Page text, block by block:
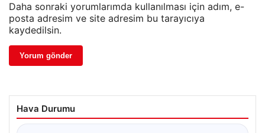
Daha sonraki yorumlarımda kullanılması için adım, e-
posta adresim ve site adresim bu tarayıcıya
kaydedilsin.
Hava Durumu